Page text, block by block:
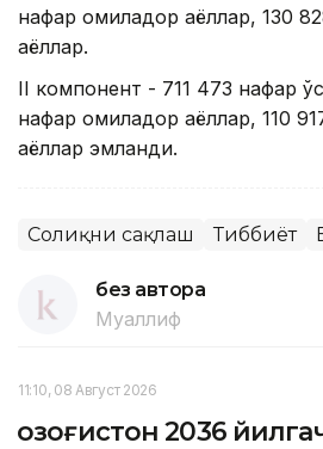
нафар ҳомиладор аёллар, 130
аёллар.
II компонент - 711 473 нафар
нафар ҳомиладор аёллар, 110
аёллар эмланди.
Соғлиқни сақлаш Тиббиёт
без автора
Муаллиф
11:10, 08 Август 2026
Қозоғистон 2036